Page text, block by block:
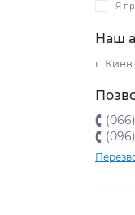
Я
Наш
г.